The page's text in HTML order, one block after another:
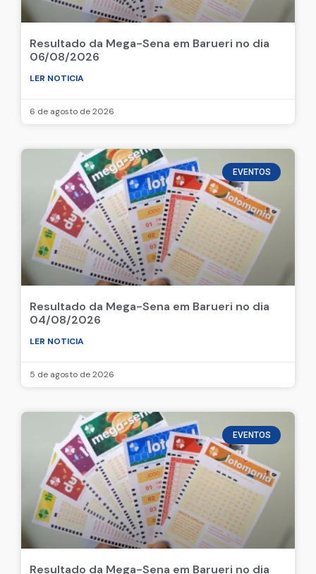
Resultado da Mega-Sena em Barueri no dia
06/08/2026
LER NOTICIA
6 de agosto de 2026
EVENTOS
Resultado da Mega-Sena em Barueri no dia
04/08/2026
LER NOTICIA
5 de agosto de 2026
EVENTOS
Resultado da Mega-Sena em Barueri no dia